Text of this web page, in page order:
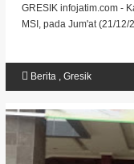
GRESIK infojatim.com -
MSI, pada Jum'at (21/
Berita, Gresik